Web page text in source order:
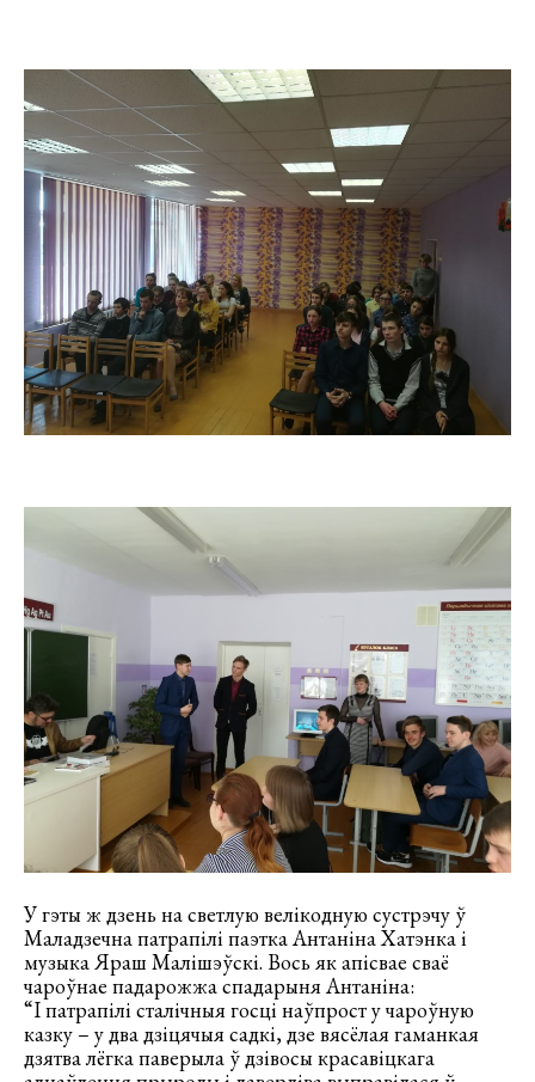
У гэты ж дзень на светлую велікодную сустрэчу ў
Маладзечна патрапілі паэтка Антаніна Хатэнка і
музыка Яраш Малішэўскі. Вось як апісвае сваё
чароўнае падарожжа спадарыня Антаніна:
“І патрапілі сталічныя госці наўпрост у чароўную
казку – у два дзіцячыя садкі, дзе вясёлая гаманкая
дзятва лёгка паверыла ў дзівосы красавіцкага